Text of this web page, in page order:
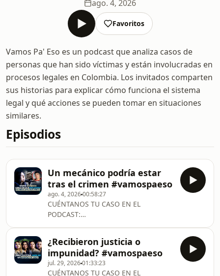
ago. 4, 2026
Favoritos
Vamos Pa' Eso es un podcast que analiza casos de
personas que han sido víctimas y están involucradas en
procesos legales en Colombia. Los invitados comparten
sus historias para explicar cómo funciona el sistema
legal y qué acciones se pueden tomar en situaciones
similares.
Episodios
Un mecánico podría estar
tras el crimen #vamospaeso
ago. 4, 202600:58:27
CUÉNTANOS TU CASO EN EL
PODCAST:
NINGÚN
CAPÍTULOhttps://www.youtube.com/@vamospaeso
SÍGUENOShttps://www.instagram.com/vamospaeso/
¿Recibieron justicia o
impunidad? #vamospaeso
jul. 29, 202601:33:23
CUÉNTANOS TU CASO EN EL